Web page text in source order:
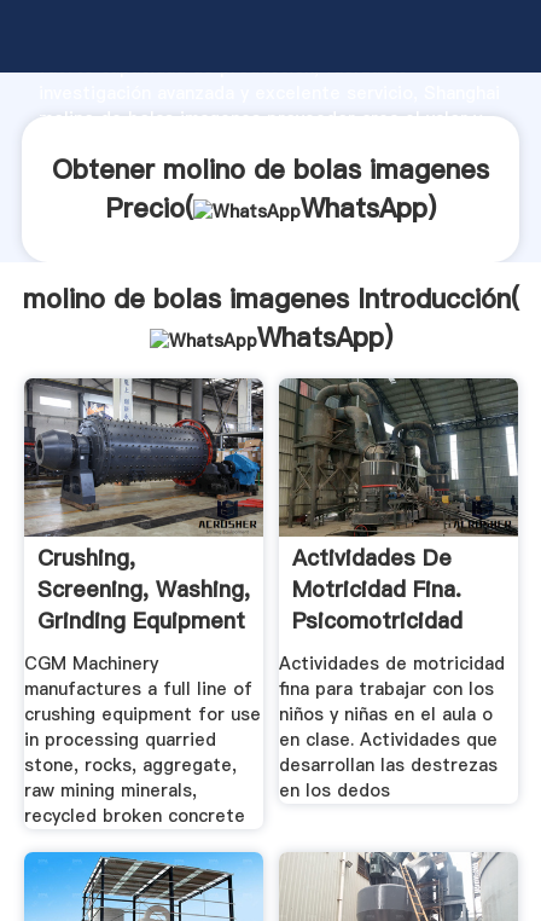
fuerte capacidad de producción, fuerza de
molino de bolas imagenes proveedor crea el valor y
Obtener molino de bolas imagenes
Precio(
WhatsApp)
molino de bolas imagenes Introducción(
WhatsApp)
Crushing,
Screening, Washing,
Grinding Equipment
.
CGM Machinery
manufactures a full line of
crushing equipment for use
in processing quarried
stone, rocks, aggregate,
raw mining minerals,
recycled broken concrete
Actividades De
Motricidad Fina.
Psicomotricidad
Fina
Actividades de motricidad
fina para trabajar con los
niños y niñas en el aula o
en clase. Actividades que
desarrollan las destrezas
en los dedos